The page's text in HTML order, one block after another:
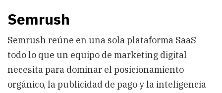
Semrush
Semrush reúne en una sola plataforma SaaS
todo lo que un equipo de marketing digital
necesita para dominar el posicionamiento
orgánico, la publicidad de pago y la inteligencia